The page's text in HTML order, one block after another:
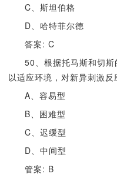
C、斯坦伯格
D、哈特菲尔德
答案: C
50、根据托马斯和切
以适应环境，对新异刺激反
A、容易型
B、困难型
C、迟缓型
D、中间型
管案: B